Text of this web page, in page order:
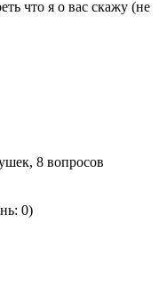
что я о вас скажу (не
8 вопросов
0)